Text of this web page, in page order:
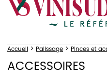
Accueil > Palissage > Pinces et
ACCESSOIRES